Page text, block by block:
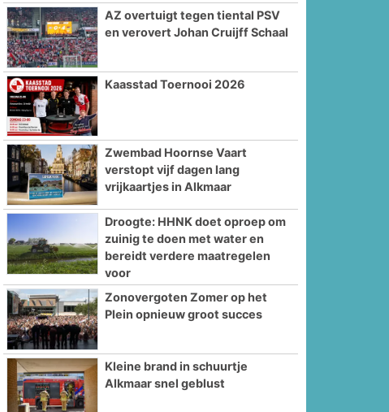
AZ overtuigt tegen tiental PSV
en verovert Johan Cruijff Schaal
Kaasstad Toernooi 2026
Zwembad Hoornse Vaart
verstopt vijf dagen lang
vrijkaartjes in Alkmaar
Droogte: HHNK doet oproep om
zuinig te doen met water en
bereidt verdere maatregelen
voor
Zonovergoten Zomer op het
Plein opnieuw groot succes
Kleine brand in schuurtje
Alkmaar snel geblust